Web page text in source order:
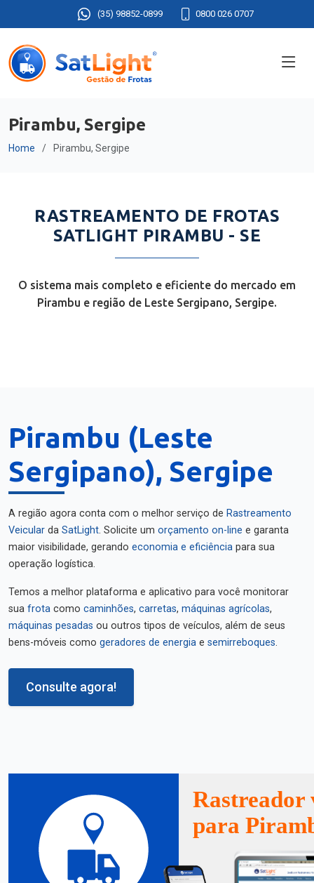
(35) 98852-0899 0800 026 0707
Pirambu, Sergipe
Home Pirambu, Sergipe
RASTREAMENTO DE FROTAS
SATLIGHT PIRAMBU - SE
O sistema mais completo e eficiente do mercado em
Pirambu e região de Leste Sergipano, Sergipe.
Pirambu (Leste
Sergipano), Sergipe
A região agora conta com o melhor serviço de Rastreamento
Veicular da SatLight. Solicite um orçamento on-line e garanta
maior visibilidade, gerando economia e eficiência para sua
operação logística.
Temos a melhor plataforma e aplicativo para você monitorar
sua frota como caminhões, carretas, máquinas agrícolas,
máquinas pesadas ou outros tipos de veículos, além de seus
bens-móveis como geradores de energia e semirreboques.
Consulte agora!
Rastreador
para